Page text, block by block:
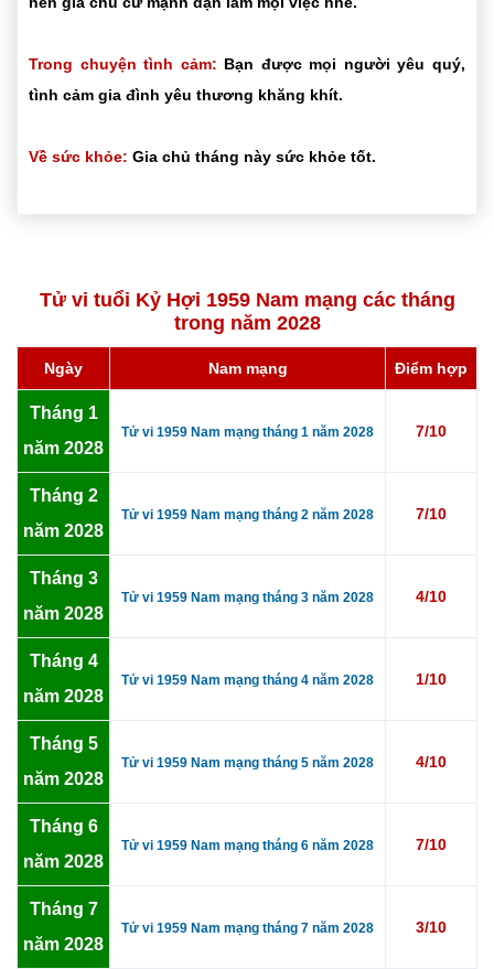
Trong chuyện tình cảm: Bạn được mọi người yêu quý,
tình cảm gia đình yêu thương khăng khít.
Về sức khỏe: Gia chủ tháng này sức khỏe tốt.
Tử vi tuổi Kỷ Hợi 1959 Nam mạng các tháng
trong năm 2028
Ngày Nam mạng Điểm hợp
Tháng 1
năm 2028
Tử vi 1959 Nam mạng tháng 1 năm 2028 7/10
Tháng 2
năm 2028
Tử vi 1959 Nam mạng tháng 2 năm 2028 7/10
Tháng 3
năm 2028
Tử vi 1959 Nam mạng tháng 3 năm 2028 4/10
Tháng 4
năm 2028
Tử vi 1959 Nam mạng tháng 4 năm 2028 1/10
Tháng 5
năm 2028
Tử vi 1959 Nam mạng tháng 5 năm 2028 4/10
Tháng 6
năm 2028
Tử vi 1959 Nam mạng tháng 6 năm 2028 7/10
Tháng 7
năm 2028
Tử vi 1959 Nam mạng tháng 7 năm 2028 3/10